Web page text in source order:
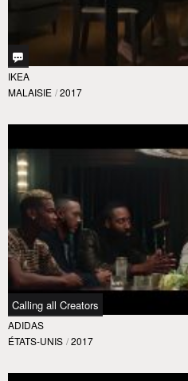
IKEA
MALAISIE / 2017
Calling all Creators
ADIDAS
ÉTATS-UNIS / 2017